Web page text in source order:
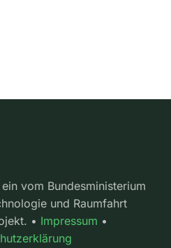
vom Bundesministerium
und Raumfahrt
• Impressum •